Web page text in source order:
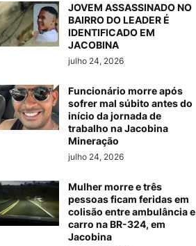
JOVEM ASSASSINADO NO
BAIRRO DO LEADER É
IDENTIFICADO EM
JACOBINA
julho 24, 2026
Funcionário morre após
sofrer mal súbito antes do
início da jornada de
trabalho na Jacobina
Mineração
julho 24, 2026
Mulher morre e três
pessoas ficam feridas em
colisão entre ambulância e
carro na BR-324, em
Jacobina